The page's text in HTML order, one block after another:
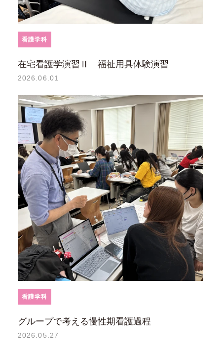
看護学科
在宅看護学演習Ⅱ 福祉用具体験演習
2026.06.01
看護学科
グループで考える慢性期看護過程
2026.05.27